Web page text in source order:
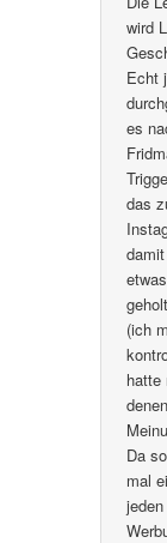
wird
Echt
es
das
(ich
hatte
Da
mal